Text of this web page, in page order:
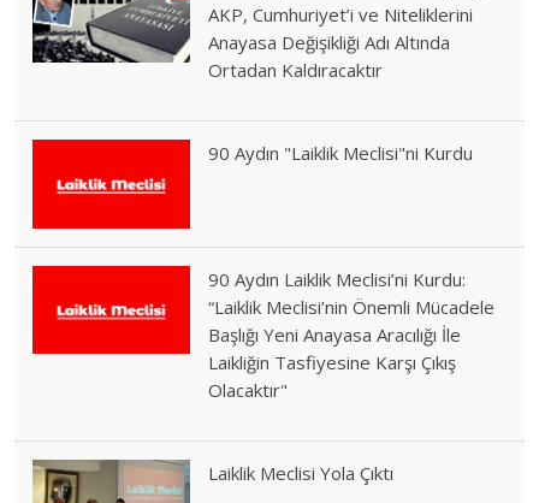
AKP, Cumhuriyet’i ve Niteliklerini
Anayasa Değişikliği Adı Altında
Ortadan Kaldıracaktır
90 Aydın "Laiklik Meclisi"ni Kurdu
90 Aydın Laiklik Meclisi’ni Kurdu:
“Laiklik Meclisi’nin Önemli Mücadele
Başlığı Yeni Anayasa Aracılığı İle
Laikliğin Tasfiyesine Karşı Çıkış
Olacaktır"
Laiklik Meclisi Yola Çıktı